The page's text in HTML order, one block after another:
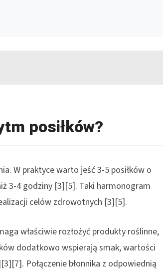
posiłków?
W praktyce warto jeść 3-5 posiłków o
3-4 godziny [3][5]. Taki harmonogram
celów zdrowotnych [3][5].
właściwie rozłożyć produkty roślinne,
dodatkowo wspierają smak, wartości
Połączenie błonnika z odpowiednią